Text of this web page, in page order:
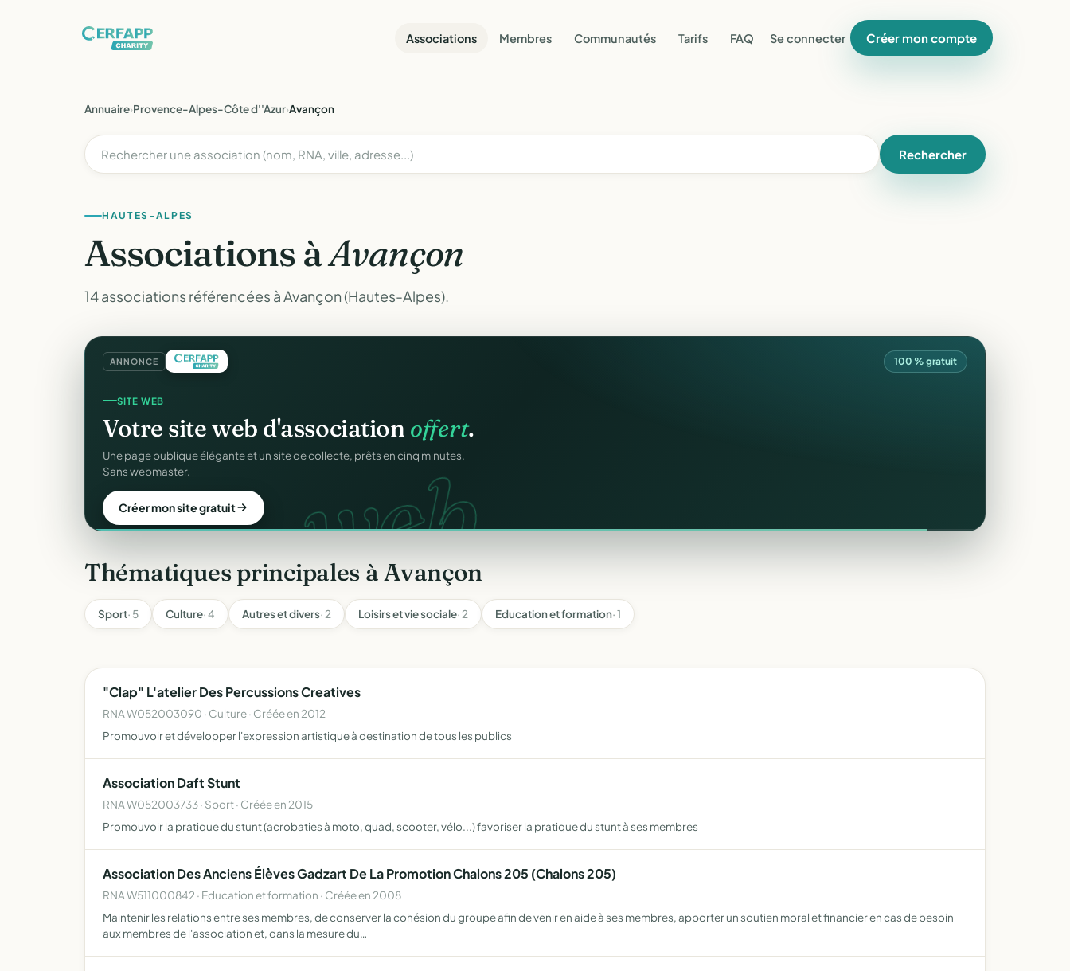
Associations Membres Communautés Tarifs FAQ Se connecter Créer mon compte
Annuaire›Provence-Alpes-Côte d''Azur›Avançon
Rechercher
HAUTES-ALPES
Associations àAvançon
14 associations référencées à Avançon (Hautes-Alpes).
ANNONCE 100 % gratuit
web.
SITE WEB
Votre site web d'association offert.
Une page publique élégante et un site de collecte, prêts en cinq minutes.
Sans webmaster.
Créer mon site gratuit dons.
COLLECTE DE DONS
Collectez des donsen ligne.
Campagnes, paiement sécurisé, reçu fiscal instantané pour chaque
donateur. 100 % gratuit.
Lancer ma collecte
Thématiques principales à Avançon
Sport· 5 Culture· 4 Autres et divers· 2 Loisirs et vie sociale· 2 Education et formation· 1
"Clap" L'atelier Des Percussions Creatives
RNA W052003090 · Culture · Créée en 2012
Promouvoir et développer l'expression artistique à destination de tous les publics
Association Daft Stunt
RNA W052003733 · Sport · Créée en 2015
Promouvoir la pratique du stunt (acrobaties à moto, quad, scooter, vélo...) favoriser la pratique du stunt à ses membres
Association Des Anciens Élèves Gadzart De La Promotion Chalons 205 (Chalons 205)
RNA W511000842 · Education et formation · Créée en 2008
Maintenir les relations entre ses membres, de conserver la cohésion du groupe afin de venir en aide à ses membres, apporter un soutien moral et financier en cas de besoin
aux membres de l'association et, dans la mesure du…